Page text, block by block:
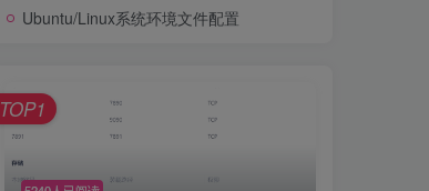
Ubuntu/Linux系统环境文件配置
TOP1